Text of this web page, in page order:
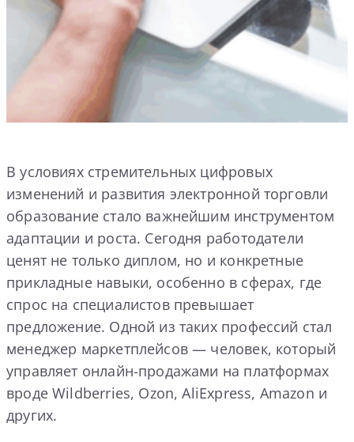
В условиях стремительных цифровых
изменений и развития электронной торговли
образование стало важнейшим инструментом
адаптации и роста. Сегодня работодатели
ценят не только диплом, но и конкретные
прикладные навыки, особенно в сферах, где
спрос на специалистов превышает
предложение. Одной из таких профессий стал
менеджер маркетплейсов — человек, который
управляет онлайн-продажами на платформах
вроде Wildberries, Ozon, AliExpress, Amazon и
других.